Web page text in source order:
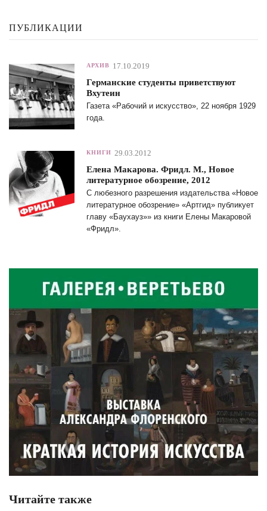
ПУБЛИКАЦИИ
АРХИВ 17.10.2019
Германские студенты приветствуют
Вхутеин
Газета «Рабочий и искусство», 22 ноября 1929
года.
КНИГИ 29.03.2012
Елена Макарова. Фридл. М., Новое
литературное обозрение, 2012
С любезного разрешения издательства «Новое
литературное обозрение» «Артгид» публикует
главу «Баухауз»» из книги Елены Макаровой
«Фридл».
Читайте также